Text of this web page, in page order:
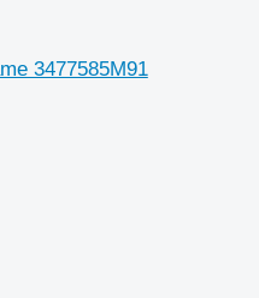
3477585M91